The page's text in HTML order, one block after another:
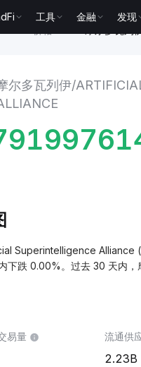
工具 金融 发现
尔多瓦列伊/
Superintelligence
跌 0.00%。过去 30 天内，
易量 流通供
2.23B